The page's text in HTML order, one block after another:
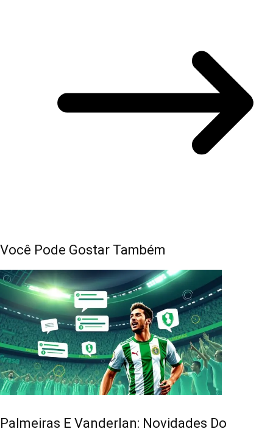
Você Pode Gostar Também
Palmeiras E Vanderlan: Novidades Do